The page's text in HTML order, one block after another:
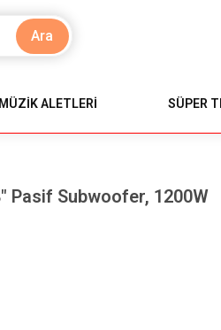
Ara
MÜZİK ALETLERİ SÜPER
Pasif Subwoofer, 1200W